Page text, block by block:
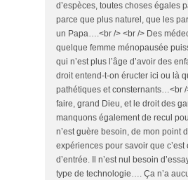
d’espèces, toutes choses égales
parce que plus naturel, que les
un Papa….<br /> <br /> Des
quelque femme ménopausée
qui n’est plus l’âge d’avoir des
droit entend-t-on éructer ici ou là
pathétiques et consternants…<br
faire, grand Dieu, et le droit des
manquons également de recul
n’est guère besoin, de mon point
expériences pour savoir que
d’entrée. Il n’est nul besoin
type de technologie…. Ça n’a